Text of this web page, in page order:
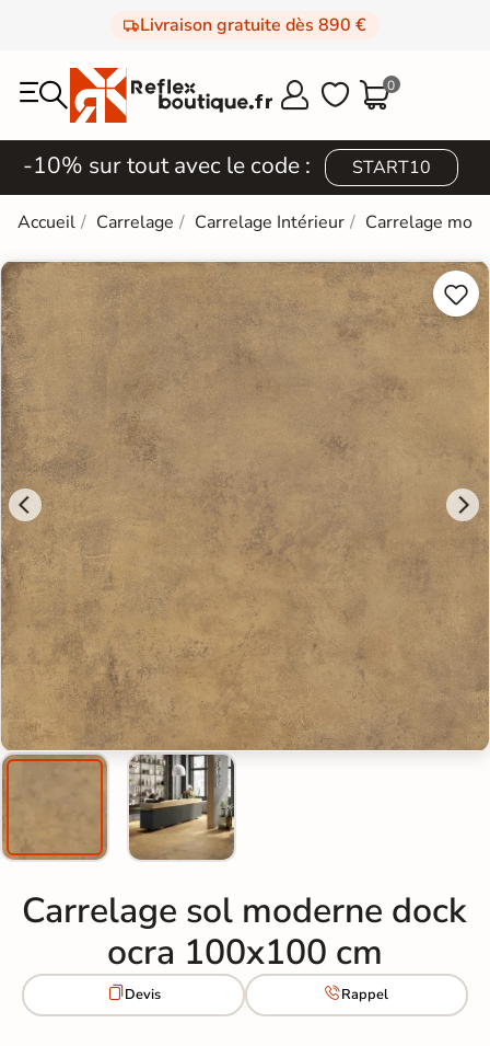
Livraison gratuite dès 890 €
  0
-10% sur tout avec le code : START10
Accueil Carrelage Carrelage Intérieur Carrelage


Carrelage sol moderne dock
ocra 100x100 cm
Devis Rappel